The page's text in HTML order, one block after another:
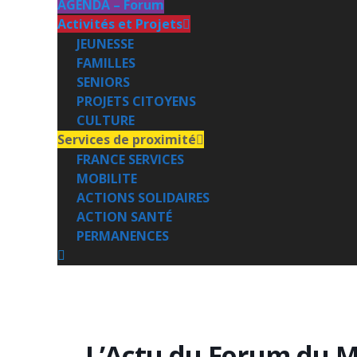
AGENDA – Forum
Activités et Projets
JEUNESSE
FAMILLES
SENIORS
PROJETS CITOYENS
CULTURE
Services de proximité
FRANCE SERVICES
MOBILITE
ACTIONS SOLIDAIRES
ACTION SANTÉ
PERMANENCES